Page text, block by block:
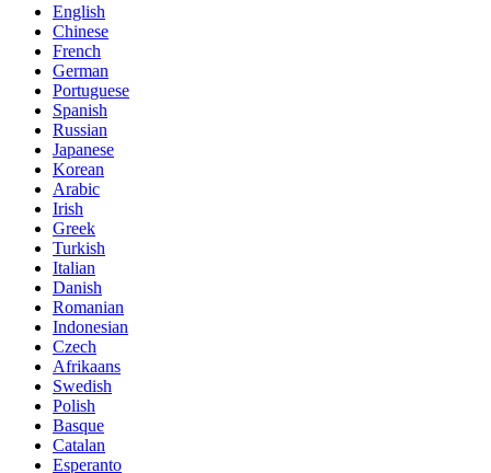
English
Chinese
French
German
Portuguese
Spanish
Russian
Japanese
Korean
Arabic
Irish
Greek
Turkish
Italian
Danish
Romanian
Indonesian
Czech
Afrikaans
Swedish
Polish
Basque
Catalan
Esperanto